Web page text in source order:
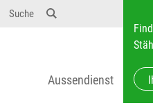
Suche
Aussendienst
Dosierungen: test 123